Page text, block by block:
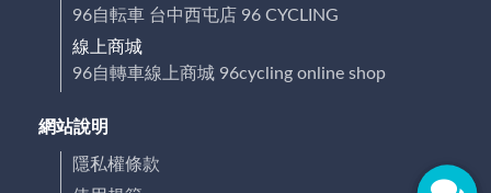
96自転車 台中西屯店 96 CYCLING
線上商城
96自轉車線上商城 96cycling online shop
網站說明
隱私權條款